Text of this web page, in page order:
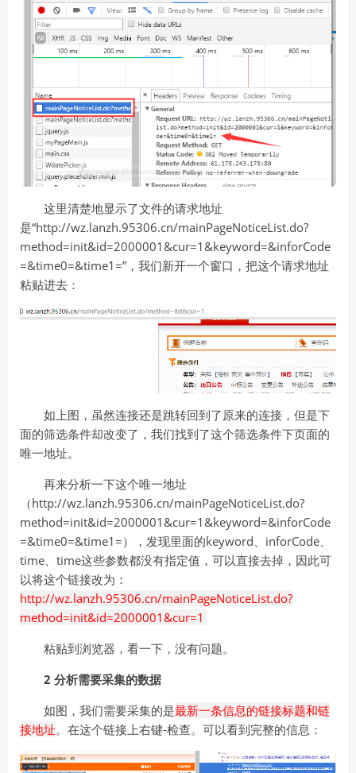
这里清楚地显示了文件的请求地址
是“http://wz.lanzh.95306.cn/mainPageNoticeList.do?
method=init&id=2000001&cur=1&keyword=&inforCode
=&time0=&time1=”，我们新开一个窗口，把这个请求地址
粘贴进去：
如上图，虽然连接还是跳转回到了原来的连接，但是下
面的筛选条件却改变了，我们找到了这个筛选条件下页面的
唯一地址。
再来分析一下这个唯一地址
（http://wz.lanzh.95306.cn/mainPageNoticeList.do?
method=init&id=2000001&cur=1&keyword=&inforCode
=&time0=&time1=），发现里面的keyword、inforCode、
time、time这些参数都没有指定值，可以直接去掉，因此可
以将这个链接改为：
http://wz.lanzh.95306.cn/mainPageNoticeList.do?
method=init&id=2000001&cur=1
粘贴到浏览器，看一下，没有问题。
2 分析需要采集的数据
如图，我们需要采集的是最新一条信息的链接标题和链
接地址。在这个链接上右键-检查。可以看到完整的信息：